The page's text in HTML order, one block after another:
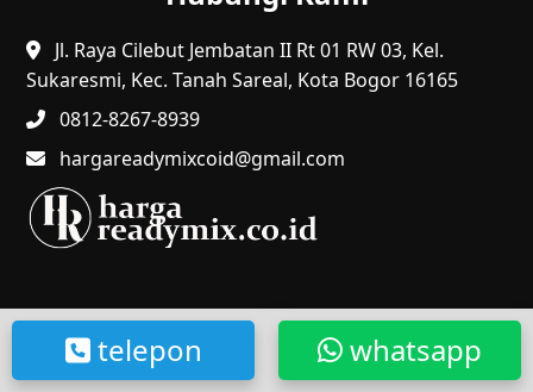
Jl. Raya Cilebut Jembatan II Rt 01 RW 03, Kel.
Sukaresmi, Kec. Tanah Sareal, Kota Bogor 16165
0812-8267-8939
hargareadymixcoid@gmail.com
@2024 HR. Hak Cipta Dilindungi.
whatsapp
telepon